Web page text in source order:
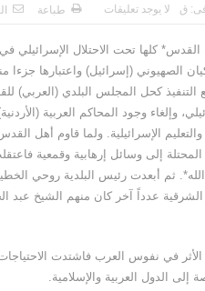
ق لا يوجد تعليقات طباعة
الصهيوني (إسرائيل) واعتبارها
التنفيذ كحل المجلس البلدي (العربي)
وإلغاء وجود المحاكم العربية
الإسرائيلية. ولما قاوم أهل
إلى وسائل إرهابية وقمعية
الله*. ثم أبعدت رئيس البلدية روحي
عدداً آخر كان منهم الشيخ عبد
الأثر في نفوس العرب فاشتدت
إلى الدول العربية والإسلامية.